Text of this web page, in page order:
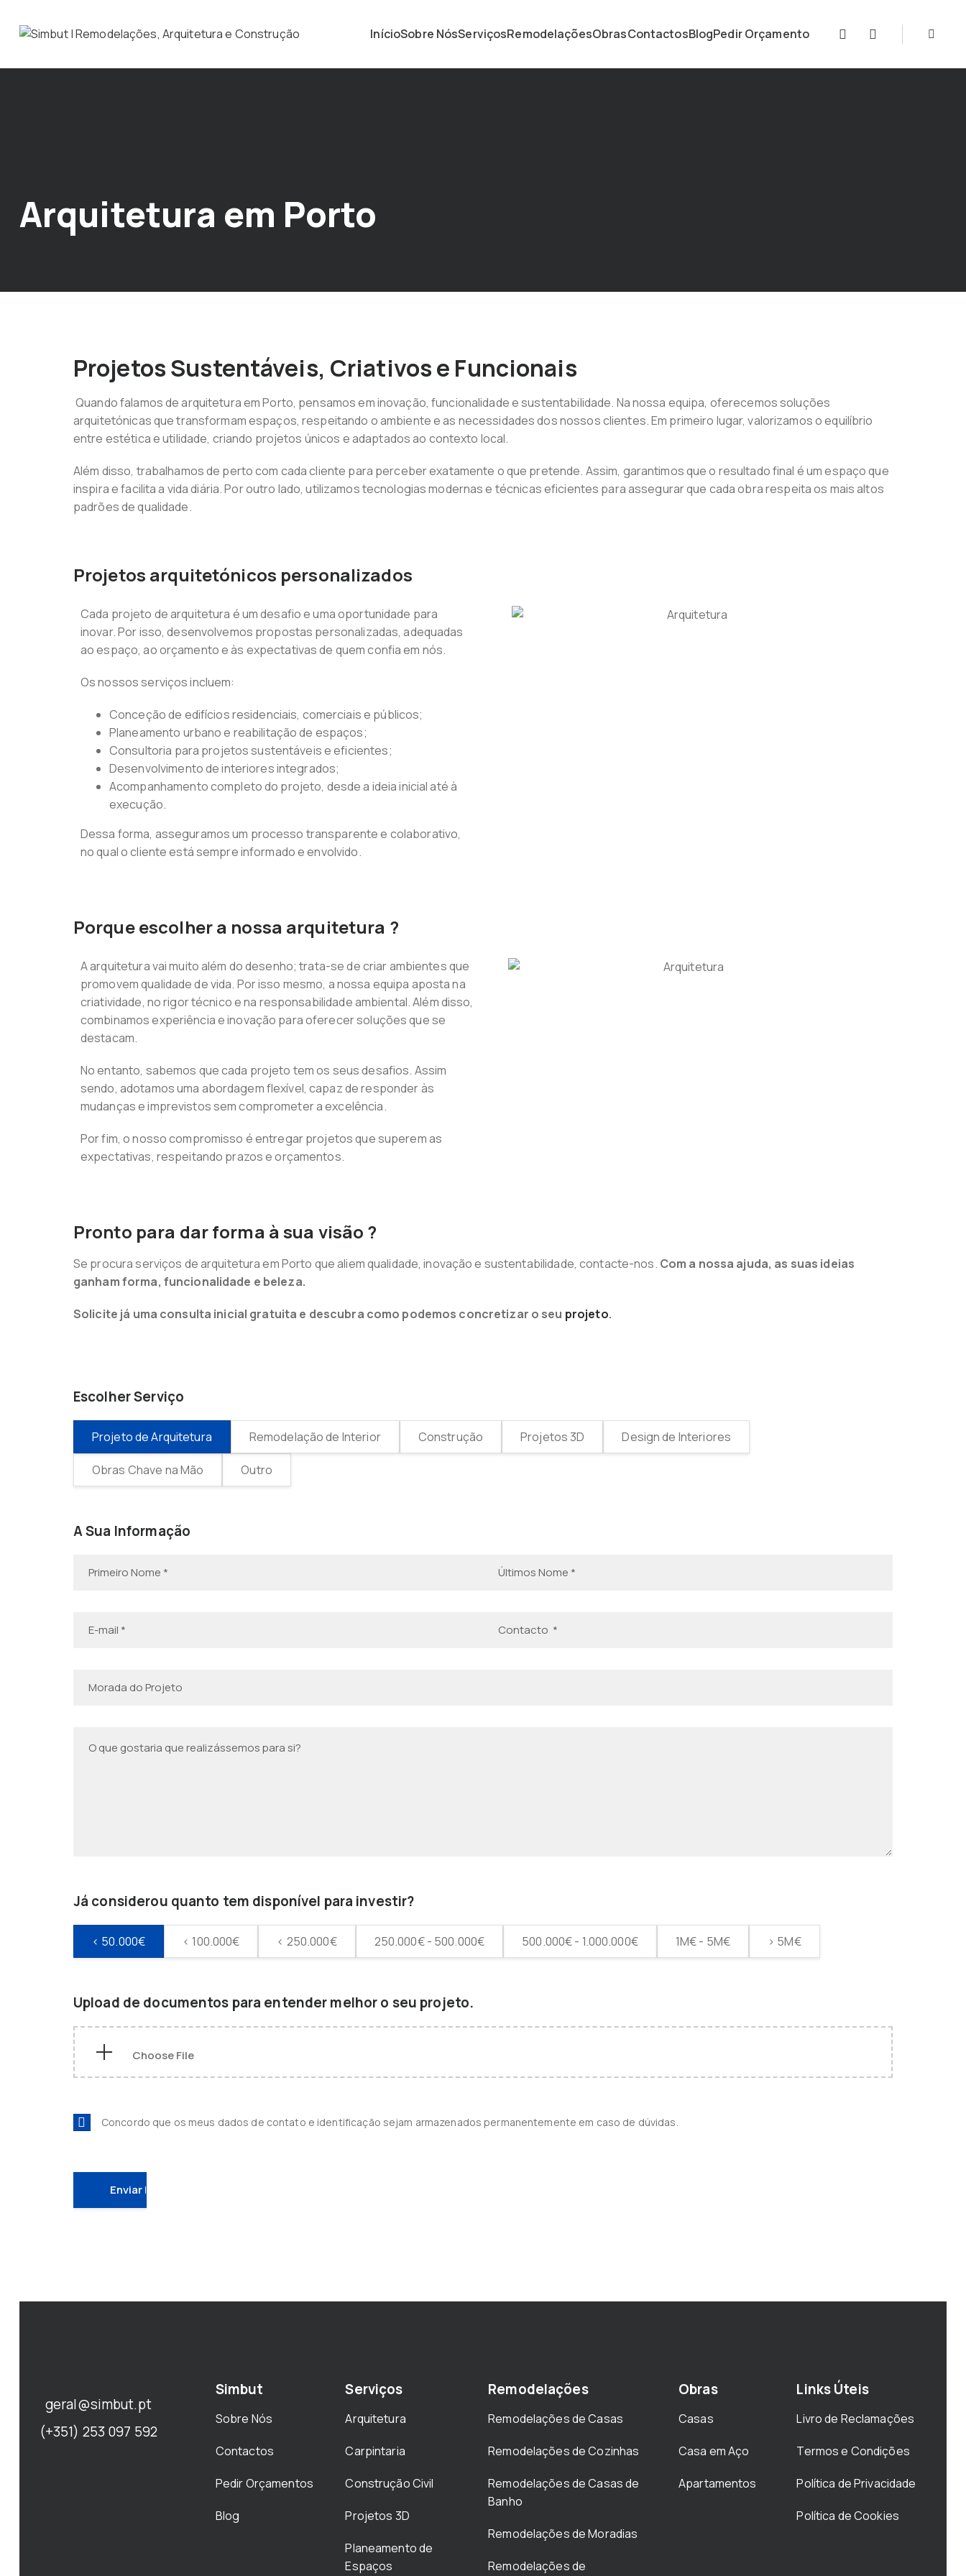
InícioSobre NósServiçosRemodelaçõesObrasContactosBlogPedir Orçamento
Arquitetura em Porto
Projetos Sustentáveis, Criativos e Funcionais
Quando falamos de arquitetura em Porto, pensamos em inovação, funcionalidade e sustentabilidade. Na nossa equipa, oferecemos soluções
arquitetónicas que transformam espaços, respeitando o ambiente e as necessidades dos nossos clientes. Em primeiro lugar, valorizamos o equilíbrio
entre estética e utilidade, criando projetos únicos e adaptados ao contexto local.
Além disso, trabalhamos de perto com cada cliente para perceber exatamente o que pretende. Assim, garantimos que o resultado final é um espaço que
inspira e facilita a vida diária. Por outro lado, utilizamos tecnologias modernas e técnicas eficientes para assegurar que cada obra respeita os mais altos
padrões de qualidade.
Projetos arquitetónicos personalizados
Cada projeto de arquitetura é um desafio e uma oportunidade para
inovar. Por isso, desenvolvemos propostas personalizadas, adequadas
ao espaço, ao orçamento e às expectativas de quem confia em nós.
Os nossos serviços incluem:
Conceção de edifícios residenciais, comerciais e públicos;
Planeamento urbano e reabilitação de espaços;
Consultoria para projetos sustentáveis e eficientes;
Desenvolvimento de interiores integrados;
Acompanhamento completo do projeto, desde a ideia inicial até à
execução.
Dessa forma, asseguramos um processo transparente e colaborativo,
no qual o cliente está sempre informado e envolvido.
Porque escolher a nossa arquitetura ?
A arquitetura vai muito além do desenho; trata-se de criar ambientes que
promovem qualidade de vida. Por isso mesmo, a nossa equipa aposta na
criatividade, no rigor técnico e na responsabilidade ambiental. Além disso,
combinamos experiência e inovação para oferecer soluções que se
destacam.
No entanto, sabemos que cada projeto tem os seus desafios. Assim
sendo, adotamos uma abordagem flexível, capaz de responder às
mudanças e imprevistos sem comprometer a excelência.
Por fim, o nosso compromisso é entregar projetos que superem as
expectativas, respeitando prazos e orçamentos.
Pronto para dar forma à sua visão ?
Se procura serviços de arquitetura em Porto que aliem qualidade, inovação e sustentabilidade, contacte-nos. Com a nossa ajuda, as suas ideias
ganham forma, funcionalidade e beleza.
Solicite já uma consulta inicial gratuita e descubra como podemos concretizar o seu projeto.
Escolher Serviço
Projeto de Arquitetura Remodelação de Interior Construção Projetos 3D Design de Interiores
Obras Chave na Mão Outro
A Sua Informação
Já considerou quanto tem disponível para investir?
< 50.000€ < 100.000€ < 250.000€ 250.000€ - 500.000€ 500.000€ - 1.000.000€ 1M€ - 5M€ > 5M€
Upload de documentos para entender melhor o seu projeto.
Concordo que os meus dados de contato e identificação sejam armazenados permanentemente em caso de dúvidas.
geral@simbut.pt
(+351) 253 097 592
Simbut
Sobre Nós
Contactos
Pedir Orçamentos
Blog
Serviços
Arquitetura
Carpintaria
Construção Civil
Projetos 3D
Planeamento de
Espaços
Remodelações
Remodelações de Casas
Remodelações de Cozinhas
Remodelações de Casas de
Banho
Remodelações de Moradias
Remodelações de
Obras
Casas
Casa em Aço
Apartamentos
Links Úteis
Livro de Reclamações
Termos e Condições
Política de Privacidade
Política de Cookies